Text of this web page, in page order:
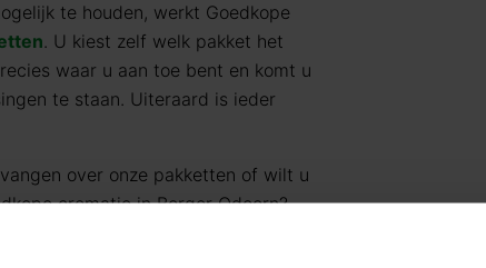
te houden, werkt Goedkope
. U kiest zelf welk pakket het
waar u aan toe bent en komt u
te staan. Uiteraard is ieder
over onze pakketten of wilt u
crematie in Borger Odoorn?
Uitvaart24 is 24/7